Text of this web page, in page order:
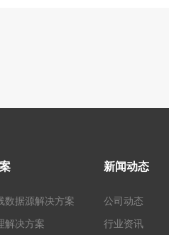
数据源解决方案
解决方案
新闻动态
公司动态
行业资讯